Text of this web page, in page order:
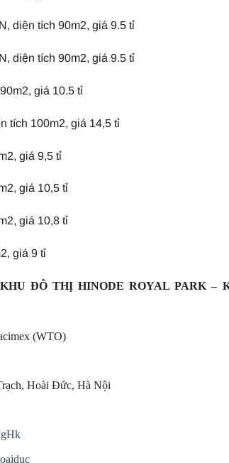
diện tích 90m2, giá 9.5 tỉ
diện tích 90m2, giá 9.5 tỉ
giá 10.5 tỉ
tích 100m2, giá 14,5 tỉ
giá 9,5 tỉ
giá 10,5 tỉ
giá 10,8 tỉ
giá 9 tỉ
ĐÔ THỊ HINODE ROYAL PARK –
(WTO)
Hoài Đức, Hà Nội